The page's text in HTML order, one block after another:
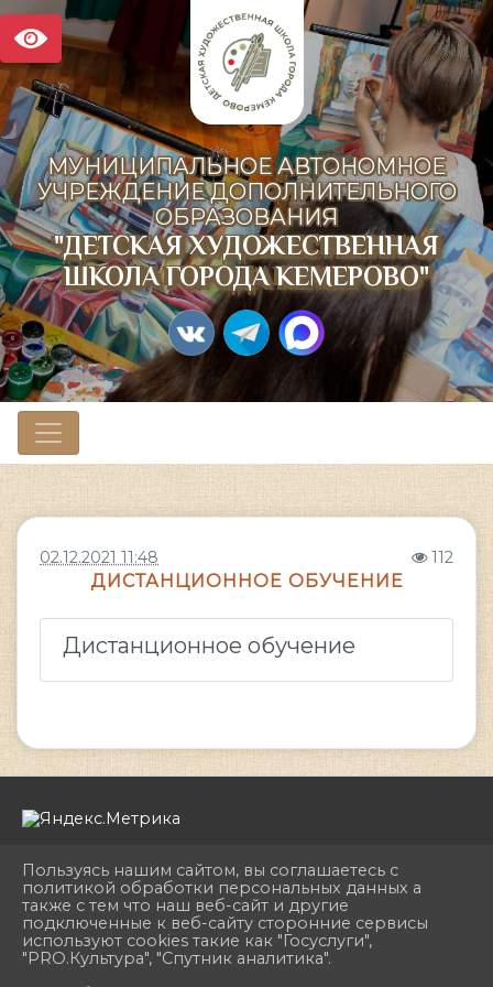
МУНИЦИПАЛЬНОЕ АВТОНОМНОЕ
УЧРЕЖДЕНИЕ ДОПОЛНИТЕЛЬНОГО
ОБРАЗОВАНИЯ
"ДЕТСКАЯ ХУДОЖЕСТВЕННАЯ
ШКОЛА ГОРОДА КЕМЕРОВО"
02.12.2021 11:48 112
ДИСТАНЦИОННОЕ ОБУЧЕНИЕ
Дистанционное обучение
2026 г. dhshkemerovo.ru
Вход
Карта сайта
Пользуясь нашим сайтом, вы соглашаетесь с
политикой обработки персональных данных а
также с тем что наш веб-сайт и другие
подключенные к веб-сайту сторонние сервисы
используют cookies такие как "Госуслуги",
"PRO.Культура", "Спутник аналитика".